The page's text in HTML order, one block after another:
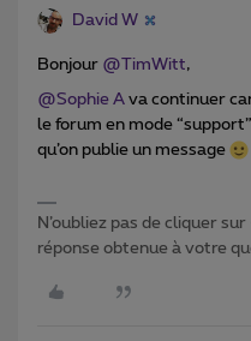
David W
Bonjour @TimWitt,
@Sophie A va continuer
le forum en mode
qu’on publie un message
N’oubliez pas de cliquer
réponse obtenue à votre